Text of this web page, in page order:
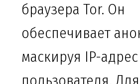
браузера Tor. Он
обеспечивает
маскируя IP-адрес